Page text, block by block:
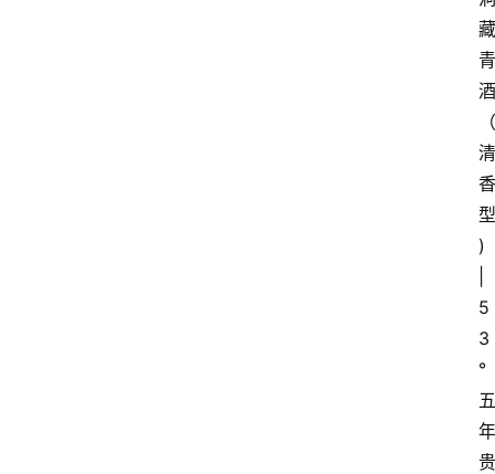
藏
青
酒
（
清
香
型
)
5
3
°
五
年
贵